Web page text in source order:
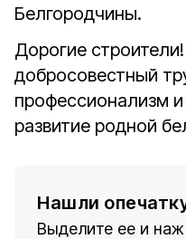
Белгородчины.
Дорогие
добросовестный
профессионализм
развитие родной
Нашли
Выделите ее и